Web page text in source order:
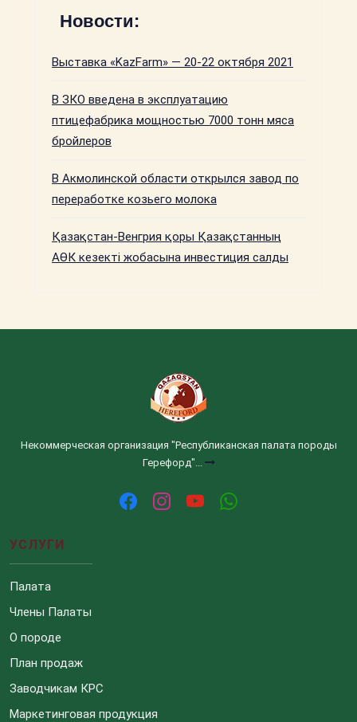
Новости:
Выставка «KazFarm» — 20-22 октября 2021
В ЗКО введена в эксплуатацию
птицефабрика мощностью 7000 тонн мяса
бройлеров
В Акмолинской области открылся завод по
переработке козьего молока
Қазақстан-Венгрия қоры Қазақстанның
АӨК кезекті жобасына инвестиция салды
Некоммерческая организация "Республиканская палата породы
Герефорд"...
УСЛУГИ
Палата
Члены Палаты
О породе
План продаж
Заводчикам КРС
Маркетинговая продукция